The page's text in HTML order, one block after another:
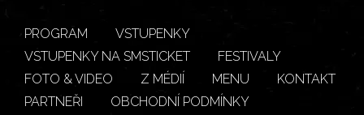
PROGRAM
VSTUPENKY
VSTUPENKY NA SMSTICKET
FESTIVALY
FOTO & VIDEO
Z MÉDIÍ MENU
KONTAKT
PARTNEŘI
OBCHODNÍ PODMÍNKY